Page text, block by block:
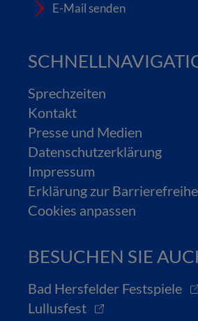
E-Mail senden
Sprechzeiten
Kontakt
Presse und Medien
Datenschutzerklärung
Impressum
Erklärung zur
Cookies anpassen
BESUCHEN SIE
Bad Hersfelder Festspiele
Lullusfest